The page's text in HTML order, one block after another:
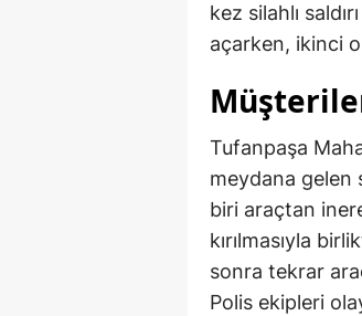
kez silahlı
açarken, ikinci
Tufanpaşa
meydana gelen
biri araçtan
kırılmasıyla
sonra tekrar
Polis ekipleri